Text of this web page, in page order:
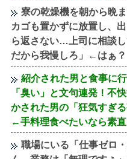
寮の乾燥機を朝から晩
カゴも置かずに放置し、
ら返さない…上司に相談
だから我慢しろ」←はぁ？
紹介された男と食事に
「臭い」と文句連発！不
かされた男の「狂気すぎ
←手料理食べたいなら素直
職場にいる「仕事ゼロ